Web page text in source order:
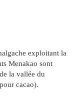
exploitant la
Menakao sont
la vallée du
cacao).